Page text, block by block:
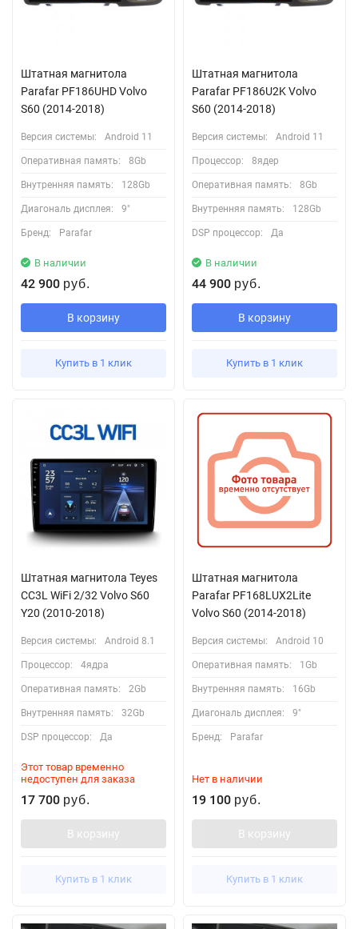
Штатная магнитола
Parafar PF186UHD Volvo
S60 (2014-2018)
Версия системы: Android 11
Оперативная память: 8Gb
Внутренняя память: 128Gb
Диагональ дисплея: 9"
Бренд: Parafar
В наличии
42 900 руб.
В корзину
Купить в 1 клик
Штатная магнитола
Parafar PF186U2K Volvo
S60 (2014-2018)
Версия системы: Android 11
Процессор: 8ядер
Оперативная память: 8Gb
Внутренняя память: 128Gb
DSP процессор: Да
В наличии
44 900 руб.
В корзину
Купить в 1 клик
Штатная магнитола Teyes
CC3L WiFi 2/32 Volvo S60
Y20 (2010-2018)
Версия системы: Android 8.1
Процессор: 4ядра
Оперативная память: 2Gb
Внутренняя память: 32Gb
DSP процессор: Да
Этот товар временно
недоступен для заказа
17 700 руб.
В корзину
Купить в 1 клик
Штатная магнитола
Parafar PF168LUX2Lite
Volvo S60 (2014-2018)
Версия системы: Android 10
Оперативная память: 1Gb
Внутренняя память: 16Gb
Диагональ дисплея: 9"
Бренд: Parafar
Нет в наличии
19 100 руб.
В корзину
Купить в 1 клик